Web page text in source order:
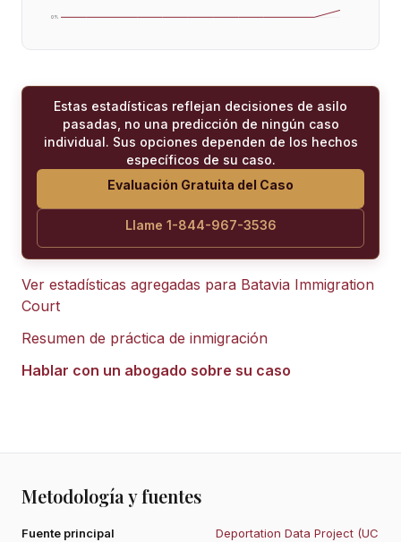
0%
Estas estadísticas reflejan decisiones de asilo
pasadas, no una predicción de ningún caso
individual. Sus opciones dependen de los hechos
específicos de su caso.
Evaluación Gratuita del Caso
Llame 1-844-967-3536
Ver estadísticas agregadas para Batavia Immigration
Court
Resumen de práctica de inmigración
Hablar con un abogado sobre su caso
Metodología y fuentes
Fuente principal
Deportation Data Project (UC